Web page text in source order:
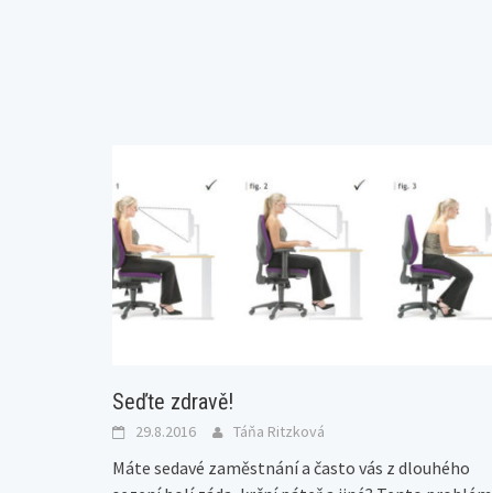
Seďte zdravě!
29.8.2016 Táňa Ritzková
Máte sedavé zaměstnání a často vás z dlouhého